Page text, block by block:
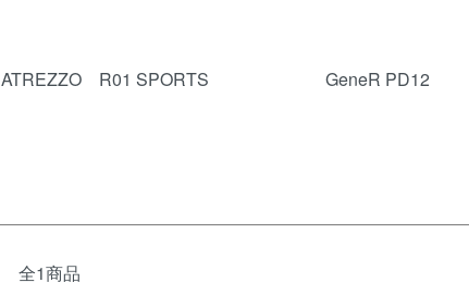
ATREZZO R01 SPORTS
GeneR PD12
全1商品